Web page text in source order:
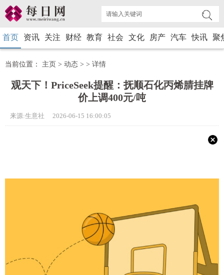
首页 资讯 关注 财经 教育 社会 文化 房产 汽车 快讯 聚
当前位置： 主页 > 动态 > > 详情
观天下！PriceSeek提醒：抚顺石化丙烯腈挂牌
价上调400元/吨
来源:生意社 2026-06-15 16:00:05